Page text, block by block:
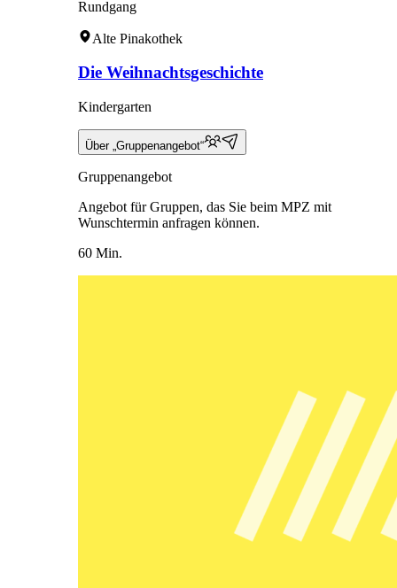
Rundgang
Alte Pinakothek
Die Weihnachtsgeschichte
Kindergarten
Über „Gruppenangebot“
Gruppenangebot
Angebot für Gruppen, das Sie beim MPZ mit
Wunschtermin anfragen können.
60 Min.